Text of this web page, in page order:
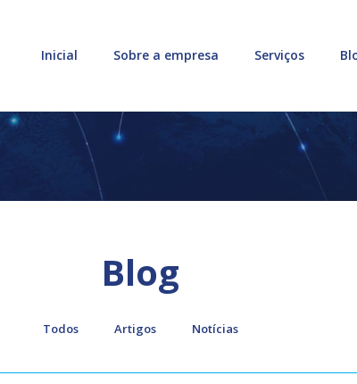
Inicial Sobre a empresa Serviços
Blog
Todos Artigos Notícias